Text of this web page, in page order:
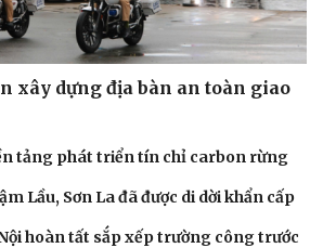
xây dựng địa bàn an toàn giao
tảng phát triển tín chỉ carbon rừng
Lầu, Sơn La đã được di dời khẩn cấp
hoàn tất sắp xếp trường công trước